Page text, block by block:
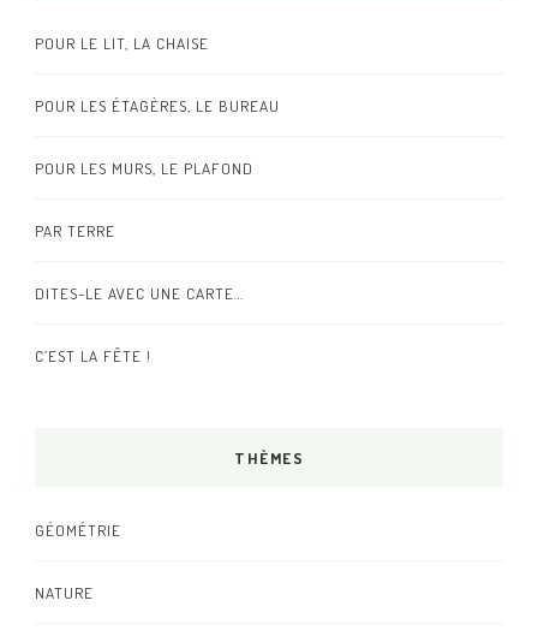
POUR LE LIT, LA CHAISE
POUR LES ÉTAGÈRES, LE BUREAU
POUR LES MURS, LE PLAFOND
PAR TERRE
DITES-LE AVEC UNE CARTE…
C’EST LA FÊTE !
THÈMES
GÉOMÉTRIE
NATURE